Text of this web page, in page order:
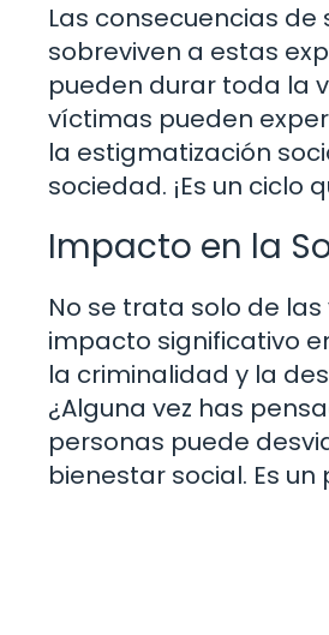
Las consecuencias
sobreviven a estas
pueden durar toda la
víctimas pueden
la estigmatización
sociedad. ¡Es un
Impacto en la
No se trata solo de
impacto significativo
la criminalidad y la
¿Alguna vez has
personas puede
bienestar social. Es